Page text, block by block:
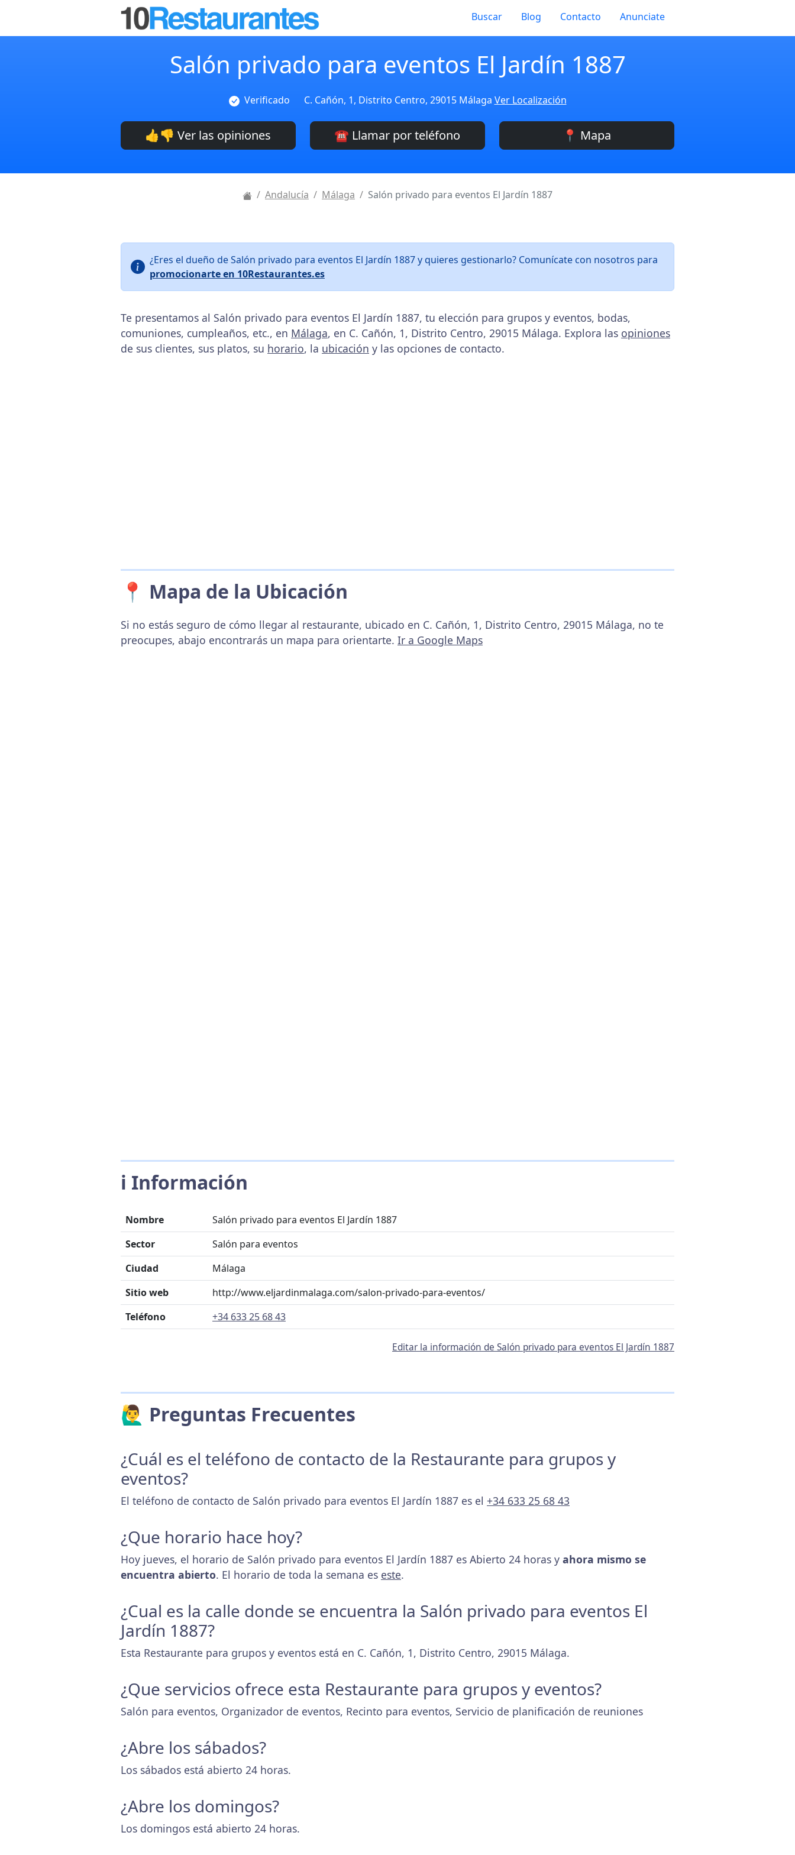
Buscar Blog Contacto Anunciate
Salón privado para eventos El Jardín 1887
Verificado C. Cañón, 1, Distrito Centro, 29015 Málaga Ver Localización
👍👎 Ver las opiniones ☎️ Llamar por teléfono 📍 Mapa
Andalucía Málaga Salón privado para eventos El Jardín 1887
¿Eres el dueño de Salón privado para eventos El Jardín 1887 y quieres gestionarlo? Comunícate con nosotros para
promocionarte en 10Restaurantes.es
Te presentamos al Salón privado para eventos El Jardín 1887, tu elección para grupos y eventos, bodas,
comuniones, cumpleaños, etc., en Málaga, en C. Cañón, 1, Distrito Centro, 29015 Málaga. Explora las opiniones
de sus clientes, sus platos, su horario, la ubicación y las opciones de contacto.
📍 Mapa de la Ubicación
Si no estás seguro de cómo llegar al restaurante, ubicado en C. Cañón, 1, Distrito Centro, 29015 Málaga, no te
preocupes, abajo encontrarás un mapa para orientarte. Ir a Google Maps
ℹ️ Información
Nombre
Salón privado para eventos El Jardín 1887
Sector
Salón para eventos
Ciudad
Málaga
Sitio web
http://www.eljardinmalaga.com/salon-privado-para-eventos/
Teléfono
+34 633 25 68 43
Editar la información de Salón privado para eventos El Jardín 1887
🙋‍♂️ Preguntas Frecuentes
¿Cuál es el teléfono de contacto de la Restaurante para grupos y
eventos?
El teléfono de contacto de Salón privado para eventos El Jardín 1887 es el +34 633 25 68 43
¿Que horario hace hoy?
Hoy jueves, el horario de Salón privado para eventos El Jardín 1887 es Abierto 24 horas y ahora mismo se
encuentra abierto. El horario de toda la semana es este.
¿Cual es la calle donde se encuentra la Salón privado para eventos El
Jardín 1887?
Esta Restaurante para grupos y eventos está en C. Cañón, 1, Distrito Centro, 29015 Málaga.
¿Que servicios ofrece esta Restaurante para grupos y eventos?
Salón para eventos, Organizador de eventos, Recinto para eventos, Servicio de planificación de reuniones
¿Abre los sábados?
Los sábados está abierto 24 horas.
¿Abre los domingos?
Los domingos está abierto 24 horas.